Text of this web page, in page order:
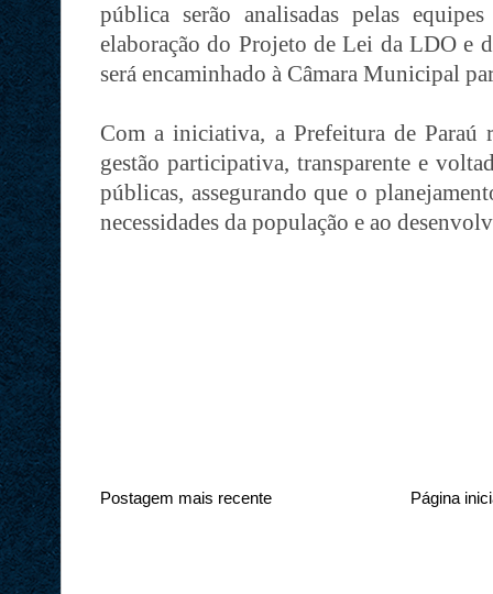
pública serão analisadas pelas
elaboração do Projeto de Lei da LDO e
será encaminhado à Câmara Municipal
Com a iniciativa, a Prefeitura de Paraú
gestão participativa, transparente e
públicas, assegurando que o
necessidades da população e ao
Postagem mais recente Página